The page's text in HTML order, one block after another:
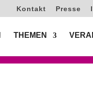
Kontakt Presse
THEMEN